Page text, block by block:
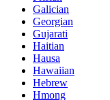
Galician
Georgian
Gujarati
Haitian
Hausa
Hawaiian
Hebrew
Hmong